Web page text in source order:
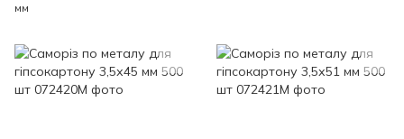
мм